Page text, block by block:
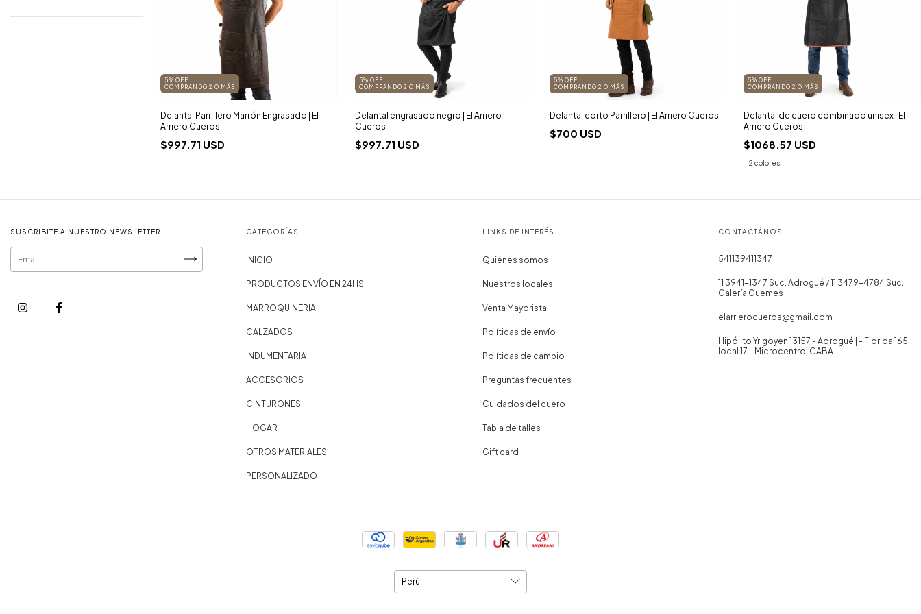
5% OFF
COMPRANDO 2 O MÁS
Delantal Parrillero Marrón Engrasado | El
Arriero Cueros
$997.71 USD
5% OFF
COMPRANDO 2 O MÁS
Delantal engrasado negro | El Arriero
Cueros
$997.71 USD
5% OFF
COMPRANDO 2 O MÁS
Delantal corto Parrillero | El Arriero Cueros
$700 USD
5% OFF
COMPRANDO 2 O MÁS
Delantal de cuero combinado unisex | El
Arriero Cueros
$1068.57 USD
2 colores
SUSCRIBITE A NUESTRO NEWSLETTER CATEGORÍAS
INICIO
PRODUCTOS ENVÍO EN 24HS
MARROQUINERIA
CALZADOS
INDUMENTARIA
ACCESORIOS
CINTURONES
HOGAR
OTROS MATERIALES
PERSONALIZADO
LINKS DE INTERÉS
Quiénes somos
Nuestros locales
Venta Mayorista
Políticas de envío
Políticas de cambio
Preguntas frecuentes
Cuidados del cuero
Tabla de talles
Gift card
CONTACTÁNOS
541139411347
11 3941-1347 Suc. Adrogué / 11 3479-4784 Suc.
Galería Guemes
elarrierocueros@gmail.com
Hipólito Yrigoyen 13157 - Adrogué | - Florida 165,
local 17 - Microcentro, CABA